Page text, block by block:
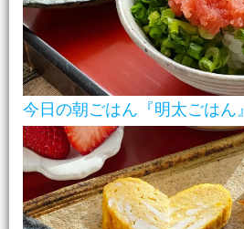
今日の朝ごはん『明太ごはん』